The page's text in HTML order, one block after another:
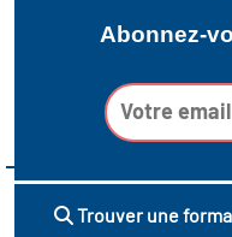
Abonnez-
Trouver une